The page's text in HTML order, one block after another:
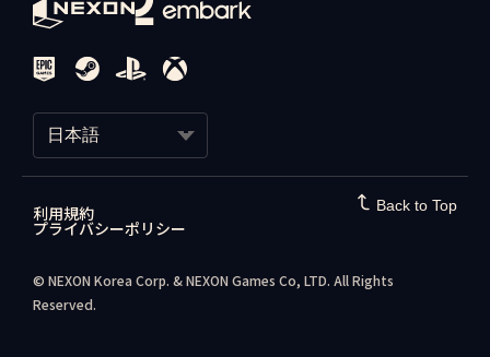
- コーデックスの項目およびアンロック済みのマップ
- 過去の遠征で獲得した遠征ボーナス
特典とボーナス
受け取れます。
- 各遠征完了時に提供される専用コスメティック報酬
- 次の遠征サイクル中に適用されるアカウントバフ（連続完了す
1. ロビー画面右下の「ソーシャル」ボタンを選択します。
2. 「最新」タブに移動すると、直近で一緒にプレイしたプレイ
ヤーの一覧が表示されます。追加したいプレイヤーを選択し、
チームを組む（パーティ招待）
フレンドをパーティに招待する
以前からのフレンドでも、新しく出会ったフレンドでも、一緒
ります。
ゲーム内ボイスチャットを有効にするには、「設定 > オーディオ
> ボイスチャット > ボイスチャットを有効化」の順に選択しま
す。ここでマイクモードを選択し、「オープンマイク」または
「プッシュ・トゥ・トーク」のいずれかに設定できます。近接ボ
用すると、チーム外のレイダーとも会話でき、他のレイダーを説
得して協力者にすることができます。
レイド中に自分の声を変えてみたいですか？レイダーボイスを使
用すると、ボイスチャットで他のレイダーに聞こえる自分の声を
わせて調整可能です。
日本語
日本語
利用規約
プライバシーポリシー
Back to Top
© NEXON Korea Corp. & NEXON Games Co, LTD. All Rights
Reserved.